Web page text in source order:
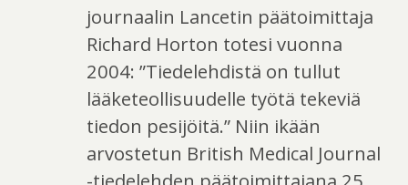
journaalin Lancetin päätoimittaja
Richard Horton totesi vuonna
2004: ”Tiedelehdistä on tullut
lääketeollisuudelle työtä tekeviä
tiedon pesijöitä.” Niin ikään
arvostetun British Medical Journal